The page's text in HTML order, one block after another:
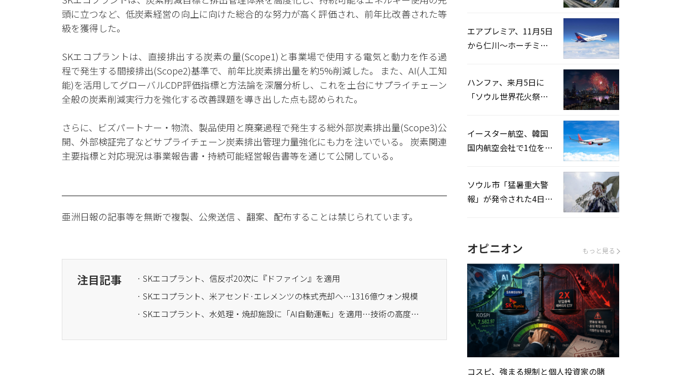
頭に立つなど、低炭素経営の向上に向けた総合的な努力が高く評価され、前年比改善された等
級を獲得した。
SKエコプラントは、直接排出する炭素の量(Scope1)と事業場で使用する電気と動力を作る過
程で発生する間接排出(Scope2)基準で、前年比炭素排出量を約5%削減した。 また、AI(人工知
能)を活用してグローバルCDP評価指標と方法論を深層分析し、これを土台にサプライチェーン
全般の炭素削減実行力を強化する改善課題を導き出した点も認められた。
さらに、ビズパートナー・物流、製品使用と廃棄過程で発生する総外部炭素排出量(Scope3)公
開、外部検証完了などサプライチェーン炭素排出管理力量強化にも力を注いでいる。 炭素関連
主要指標と対応現況は事業報告書・持続可能経営報告書等を通じて公開している。
亜洲日報の記事等を無断で複製、公衆送信 、翻案、配布することは禁じられています。
注目記事
· SKエコプラント、信反ポ20次に『ドファイン』を適用
· SKエコプラント、米アセンド·エレメンツの株式売却へ…1316億ウォン規模
· SKエコプラント、水処理・焼却施設に「AI自動運転」を適用…技術の高度化に拍車
エアプレミア、11月5日
から仁川〜ホーチミン
ハンファ、来月5日に
「ソウル世界花火祭り
イースター航空、韓国
国内航空会社で1位を記
ソウル市「猛暑重大警
報」が発令された4日、
オピニオン もっと見る
コスピ、強まる規制と個人投資家の賭